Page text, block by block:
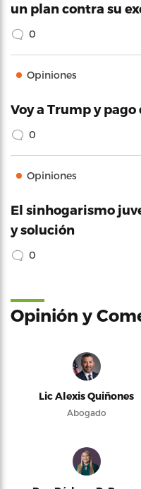
un plan contra su
0
Opiniones
Voy a Trump y pago
0
Opiniones
El sinhogarismo
y solución
0
Opinión y
Lic Alexis Quiñones
Abogado